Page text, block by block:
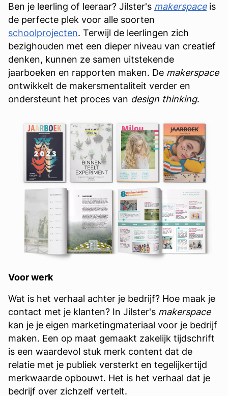
Ben je leerling of leeraar? Jilster's makerspaceis
de perfecte plek voor alle soorten
schoolprojecten. Terwijl de leerlingen zich
bezighouden met een dieper niveau van creatief
denken, kunnen ze samen uitstekende
jaarboeken en rapporten maken. De makerspace
ontwikkelt de makersmentaliteit verder en
ondersteunt het proces van design thinking.
Voor werk
Wat is het verhaal achter je bedrijf? Hoe maak je
contact met je klanten? In Jilster's makerspace
kan je je eigen marketingmateriaal voor je bedrijf
maken. Een op maat gemaakt zakelijk tijdschrift
is een waardevol stuk merk content dat de
relatie met je publiek versterkt en tegelijkertijd
merkwaarde opbouwt. Het is het verhaal dat je
bedrijf over zichzelf vertelt.